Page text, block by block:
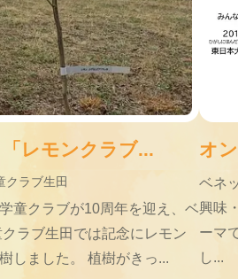
「レモンクラブ...
クラブ生田
童クラブが10周年を迎え、ベ
ラブ生田では記念にレモン
しました。 植樹がきっ...
オ
ベネ
興味
ーマ
し...